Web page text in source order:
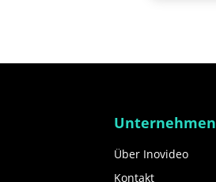
Unternehmen
Über Inovideo
Kontakt